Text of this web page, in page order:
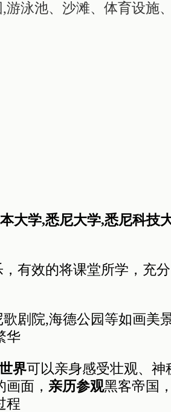
,游泳池、沙滩、体育设施
大学,悉尼大学,悉尼科技
有效的将课堂所学，充
剧院,海德公园等如画美
华
界可以亲身感受壮观、神
面， 亲历参观黑客帝国
程